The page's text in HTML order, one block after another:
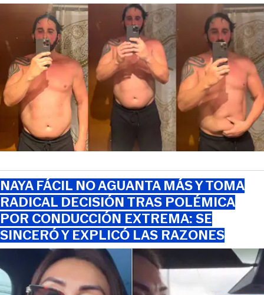
NAYA FÁCIL NO AGUANTA MÁS Y TOMA
RADICAL DECISIÓN TRAS POLÉMICA
POR CONDUCCIÓN EXTREMA: SE
SINCERÓ Y EXPLICÓ LAS RAZONES